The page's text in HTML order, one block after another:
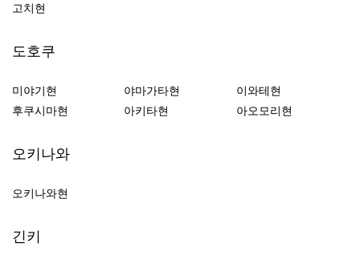
고치현
도호쿠
미야기현 야마가타현
이와테현
후쿠시마현
아키타현 아오모리현
오키나와
오키나와현
긴키